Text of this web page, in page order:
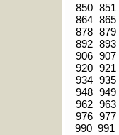
850 851
864 865
878 879
892 893
906 907
920 921
934 935
948 949
962 963
976 977
990 991